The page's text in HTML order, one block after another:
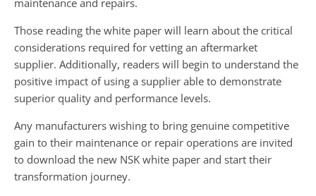
maintenance and repairs.
Those reading the white paper will learn about the critical
considerations required for vetting an aftermarket
supplier. Additionally, readers will begin to understand the
positive impact of using a supplier able to demonstrate
superior quality and performance levels.
Any manufacturers wishing to bring genuine competitive
gain to their maintenance or repair operations are invited
to download the new NSK white paper and start their
transformation journey.